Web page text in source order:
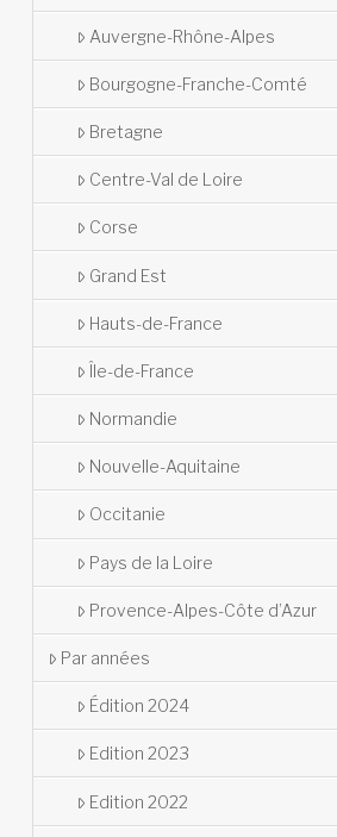
Auvergne-Rhône-Alpes
Bourgogne-Franche-Comté
Bretagne
Centre-Val de Loire
Corse
Grand Est
Hauts-de-France
Île-de-France
Normandie
Nouvelle-Aquitaine
Occitanie
Pays de la Loire
Provence-Alpes-Côte d’Azur
Par années
Édition 2024
Edition 2023
Edition 2022